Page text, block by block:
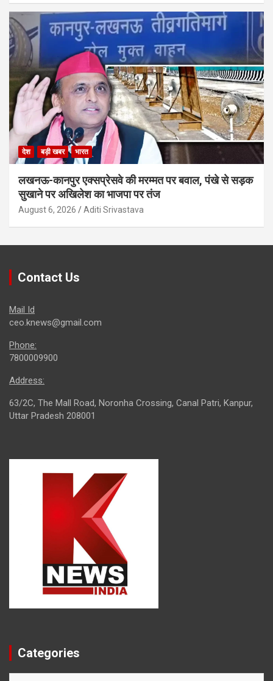
देश बड़ी खबर भारत
लखनऊ-कानपुर एक्सप्रेसवे की मरम्मत पर बवाल, पंखे से सड़क
सुखाने पर अखिलेश का भाजपा पर तंज
August 6, 2026 Aditi Srivastava
Contact Us
Mail Id
ceo.knews@gmail.com
Phone:
7800009900
Address:
63/2C, The Mall Road, Noronha Crossing, Canal Patri, Kanpur,
Uttar Pradesh 208001
Categories